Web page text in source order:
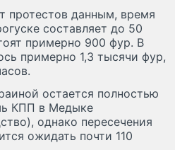
данным, время
составляет до 50
примерно 900 фур. В
примерно 1,3 тысячи фур,
остается полностью
КПП в Медыке
однако пересечения
ожидать почти 110